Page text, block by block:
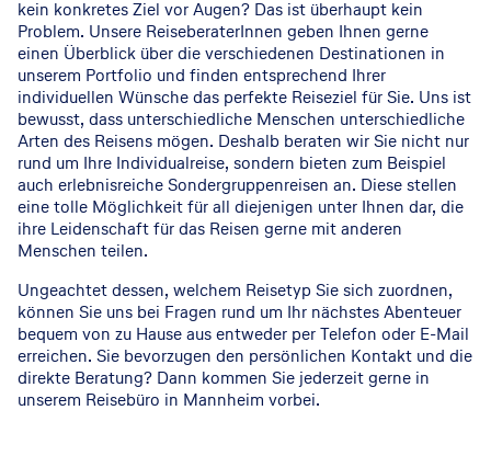
kein konkretes Ziel vor Augen? Das ist überhaupt kein
Problem. Unsere ReiseberaterInnen geben Ihnen gerne
einen Überblick über die verschiedenen Destinationen in
unserem Portfolio und finden entsprechend Ihrer
individuellen Wünsche das perfekte Reiseziel für Sie. Uns ist
bewusst, dass unterschiedliche Menschen unterschiedliche
Arten des Reisens mögen. Deshalb beraten wir Sie nicht nur
rund um Ihre Individualreise, sondern bieten zum Beispiel
auch erlebnisreiche Sondergruppenreisen an. Diese stellen
eine tolle Möglichkeit für all diejenigen unter Ihnen dar, die
ihre Leidenschaft für das Reisen gerne mit anderen
Menschen teilen.
Ungeachtet dessen, welchem Reisetyp Sie sich zuordnen,
können Sie uns bei Fragen rund um Ihr nächstes Abenteuer
bequem von zu Hause aus entweder per Telefon oder E-Mail
erreichen. Sie bevorzugen den persönlichen Kontakt und die
direkte Beratung? Dann kommen Sie jederzeit gerne in
unserem Reisebüro in Mannheim vorbei.